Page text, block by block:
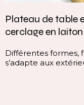
Plateau de table
cerclage en
Différentes formes,
s’adapte aux